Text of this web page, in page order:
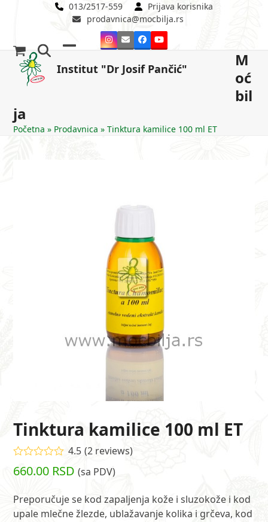
013/2517-559
Prijava korisnika
prodavnica@mocbilja.rs
Instagram
EmailFacebookYouTube
Institut "Dr Josif Pančić"
mobile
mobile
M
oć
bil
ja
Početna » Prodavnica »Tinktura kamilice 100 ml ET
Tinktura kamilice 100 ml ET
Ocenjeno
4.50od 5
ocene
kupca
4.5 (2reviews)
660.00 RSD (sa PDV)
Preporučuje se kod zapaljenja kože i sluzokože i kod
upale mlečne žlezde, ublažavanje kolika i grčeva, kod